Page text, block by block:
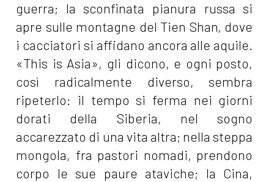
guerra; la sconfinata pianura russa si
apre sulle montagne del Tien Shan, dove
i cacciatori si affidano ancora alle aquile.
«This is Asia», gli dicono, e ogni posto,
così radicalmente diverso, sembra
ripeterlo: il tempo si ferma nei giorni
dorati della Siberia, nel sogno
accarezzato di una vita altra; nella steppa
mongola, fra pastori nomadi, prendono
corpo le sue paure ataviche; la Cina,